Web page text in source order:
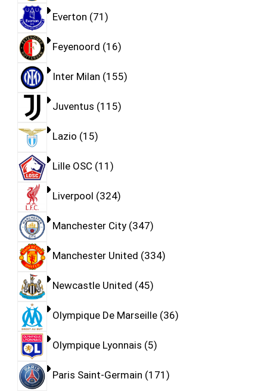
Everton 71
Feyenoord 16
Inter Milan 155
Juventus 115
Lazio 15
Lille OSC 11
Liverpool 324
Manchester City 347
Manchester United 334
Newcastle United 45
Olympique De Marseille 36
Olympique Lyonnais 5
Paris Saint-Germain 171